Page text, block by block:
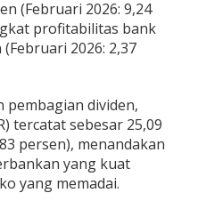
(Februari 2026: 9,24
profitabilitas bank
2026: 2,37
dividen,
tercatat sebesar 25,09
persen), menandakan
yang kuat
yang memadai.